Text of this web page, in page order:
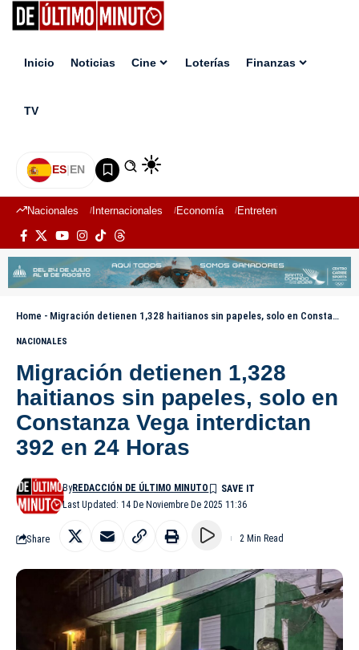
Inicio Noticias Cine Loterías Finanzas
TV
ES|EN
Nacionales Internacionales Economía Entretenimiento
Home - Migración detienen 1,328 haitianos sin papeles, solo en Constanza Vega interdictan 392 en 24 Horas
NACIONALES
Migración detienen 1,328
haitianos sin papeles, solo en
Constanza Vega interdictan
392 en 24 Horas
Last Updated: 14 De Noviembre De 2025 11:36
ByREDACCIÓN DE ÚLTIMO MINUTO
Share 2 Min Read